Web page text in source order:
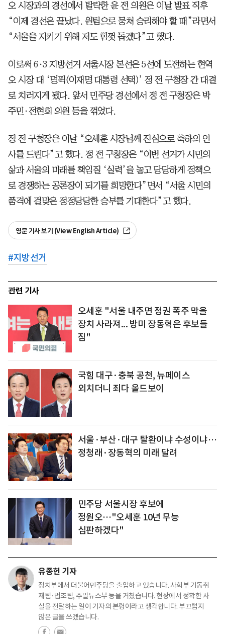
오 시장과의 경선에서 탈락한 윤 전 의원은 이날 발표 직후
“이제 경선은 끝났다. 원팀으로 뭉쳐 승리해야 할 때”라면서
“서울을 지키기 위해 저도 힘껏 돕겠다”고 했다.
이로써 6·3 지방선거 서울시장 본선은 5선에 도전하는 현역
오 시장 대 ‘명픽(이재명 대통령 선택)’ 정 전 구청장 간 대결
로 치러지게 됐다. 앞서 민주당 경선에서 정 전 구청장은 박
주민·전현희 의원 등을 꺾었다.
정 전 구청장은 이날 “오세훈 시장님께 진심으로 축하의 인
사를 드린다”고 했다. 정 전 구청장은 “이번 선거가 시민의
삶과 서울의 미래를 책임질 ‘실력’을 놓고 당당하게 정책으
로 경쟁하는 공론장이 되기를 희망한다”면서 “서울 시민의
품격에 걸맞은 정정당당한 승부를 기대한다”고 했다.
영문 기사 보기 (View English Article)
#지방선거
관련 기사
오세훈 "서울 내주면 정권 폭주 막을
장치 사라져... 방미 장동혁은 후보들
짐"
국힘 대구·충북 공천, 뉴페이스
외치더니 죄다 올드보이
서울·부산·대구 탈환이냐 수성이냐…
정청래·장동혁의 미래 달려
민주당 서울시장 후보에
정원오…"오세훈 10년 무능
심판하겠다"
유종헌 기자
정치부에서 더불어민주당을 출입하고 있습니다. 사회부 기동취
재팀·법조팀, 주말뉴스부 등을 거쳤습니다. 현장에서 정확한 사
실을 전달하는 일이 기자의 본령이라고 생각합니다. 부끄럽지
않은 글을 쓰겠습니다.